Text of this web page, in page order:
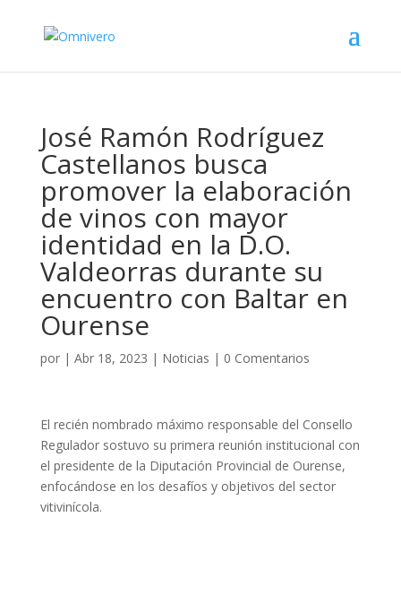
José Ramón Rodríguez
Castellanos busca
promover la elaboración
de vinos con mayor
identidad en la D.O.
Valdeorras durante su
encuentro con Baltar en
Ourense
por | Abr 18, 2023 | Noticias | 0 Comentarios
El recién nombrado máximo responsable del Consello
Regulador sostuvo su primera reunión institucional con
el presidente de la Diputación Provincial de Ourense,
enfocándose en los desafíos y objetivos del sector
vitivinícola.